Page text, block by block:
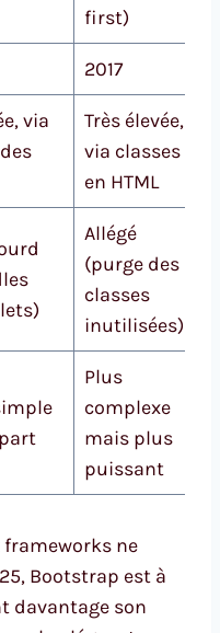
first)
2017
via
Très élevée,
via classes
en HTML
Allégé
(purge des
classes
inutilisées)
Plus
complexe
mais plus
puissant
frameworks ne
Bootstrap est à
davantage son